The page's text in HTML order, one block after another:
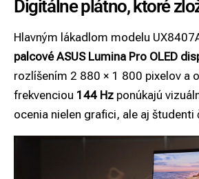
Digitálne plátno, ktoré
Hlavným lákadlom modelu
palcové ASUS Lumina Pro OLED
rozlíšením 2 880 × 1 800 pixelov a
frekvenciou 144 Hz ponúkajú
ocenia nielen grafici, ale aj študenti